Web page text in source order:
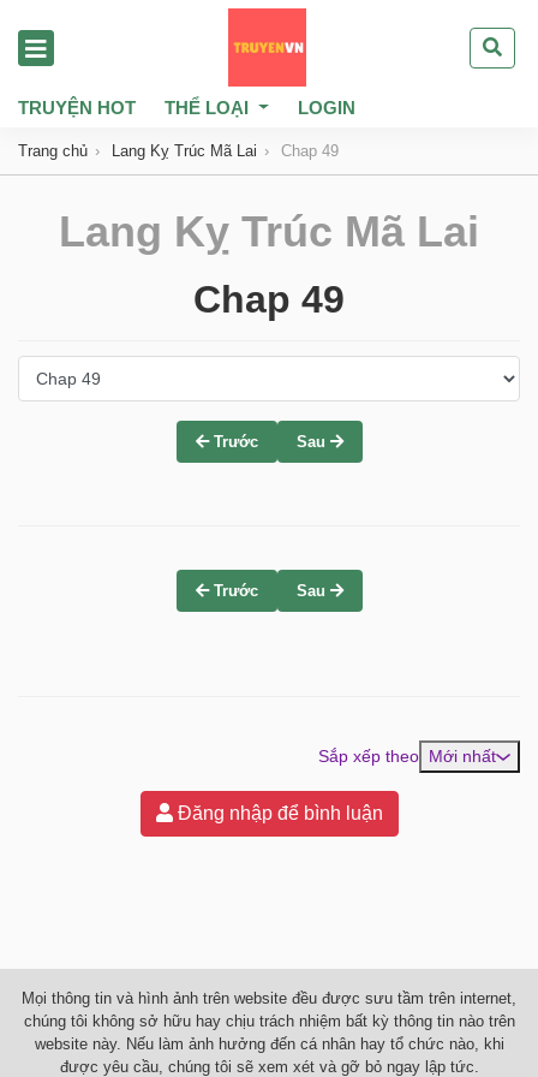
TRUYỆN HOT THỂ LOẠI LOGIN
Trang chủ Lang Kỵ Trúc Mã Lai Chap 49
Lang Kỵ Trúc Mã Lai
Chap 49
Trước Sau
Trước Sau
Sắp xếp theo Mới nhất
Đăng nhập để bình luận
Mọi thông tin và hình ảnh trên website đều được sưu tầm trên internet,
chúng tôi không sở hữu hay chịu trách nhiệm bất kỳ thông tin nào trên
website này. Nếu làm ảnh hưởng đến cá nhân hay tổ chức nào, khi
được yêu cầu, chúng tôi sẽ xem xét và gỡ bỏ ngay lập tức.